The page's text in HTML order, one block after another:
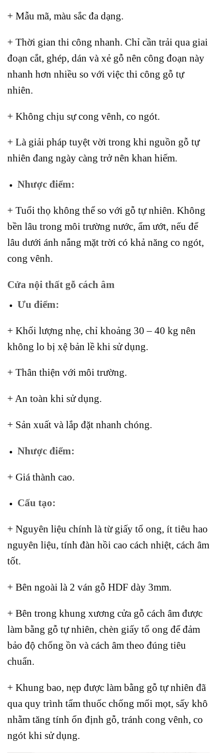
+ Mẫu mã, màu sắc đa dạng.
+ Thời gian thi công nhanh. Chỉ cần trải qua giai
đoạn cắt, ghép, dán và xẻ gỗ nên công đoạn này
nhanh hơn nhiều so với việc thi công gỗ tự
nhiên.
+ Không chịu sự cong vênh, co ngót.
+ Là giải pháp tuyệt vời trong khi nguồn gỗ tự
nhiên đang ngày càng trở nên khan hiếm.
Nhược điểm:
+ Tuổi thọ không thể so với gỗ tự nhiên. Không
bền lâu trong môi trường nước, ẩm ướt, nếu để
lâu dưới ánh nắng mặt trời có khả năng co ngót,
cong vênh.
Cửa nội thất gỗ cách âm
Ưu điểm:
+ Khối lượng nhẹ, chỉ khoảng 30 – 40 kg nên
không lo bị xệ bản lề khi sử dụng.
+ Thân thiện với môi trường.
+ An toàn khi sử dụng.
+ Sản xuất và lắp đặt nhanh chóng.
Nhược điểm:
+ Giá thành cao.
Cấu tạo:
+ Nguyên liệu chính là từ giấy tổ ong, ít tiêu hao
nguyên liệu, tính đàn hồi cao cách nhiệt, cách âm
tốt.
+ Bên ngoài là 2 ván gỗ HDF dày 3mm.
+ Bên trong khung xương cửa gỗ cách âm được
làm bằng gỗ tự nhiên, chèn giấy tổ ong để đảm
bảo độ chống ồn và cách âm theo đúng tiêu
chuẩn.
+ Khung bao, nẹp được làm bằng gỗ tự nhiên đã
qua quy trình tẩm thuốc chống mối mọt, sấy khô
nhằm tăng tính ổn định gỗ, tránh cong vênh, co
ngót khi sử dụng.